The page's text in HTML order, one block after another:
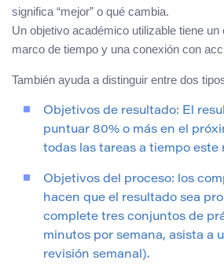
significa “mejor” o qué cambia.
Un objetivo académico utilizable tiene un
marco de tiempo y una conexión con
También ayuda a distinguir entre dos
Objetivos de resultado: El
puntuar 80% o más en el
todas las tareas a tiempo este
Objetivos del proceso: los
hacen que el resultado sea
complete tres conjuntos de
minutos por semana, asista a
revisión semanal).